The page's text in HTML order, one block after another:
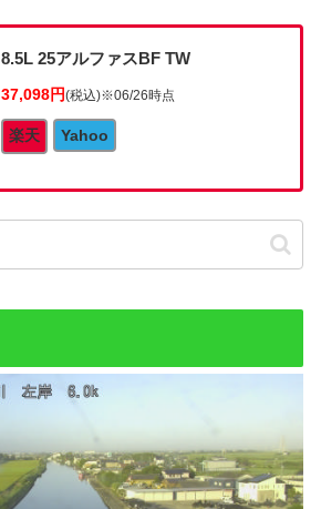
8.5L 25アルファスBF TW
37,098円(税込)※06/26時点
楽天 Yahoo